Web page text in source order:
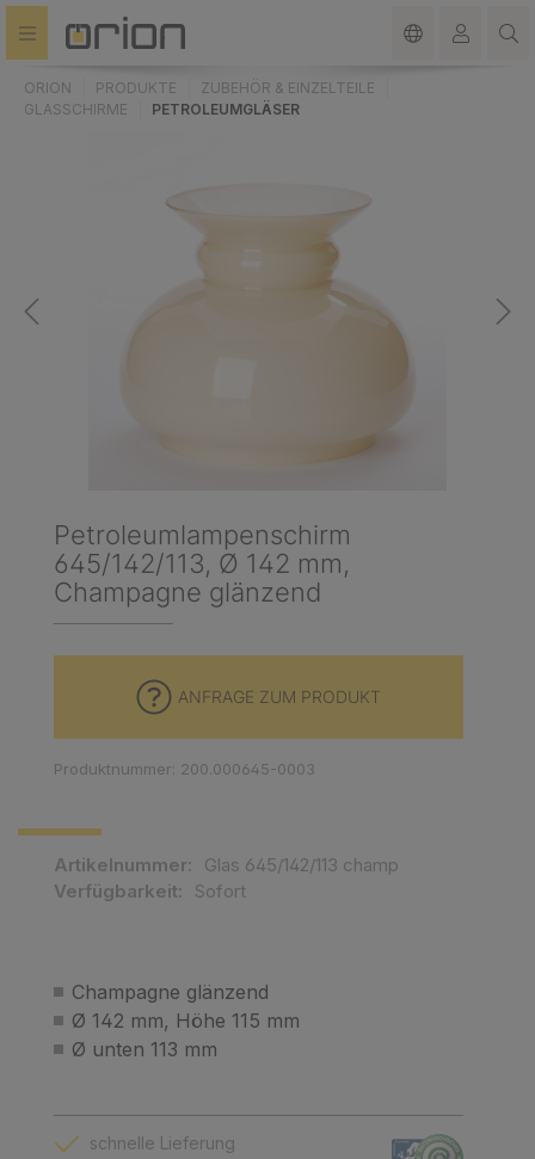
springen
ORION PRODUKTE
ZUBEHÖR & EINZELTEILE
GLASSCHIRME
PETROLEUMGLÄSER
Petroleumlampenschirm
645/142/113, Ø 142 mm,
Champagne glänzend
Champagne glänzend
Ø 142 mm, Höhe 115 mm
Ø unten 113 mm
Artikelnummer:
Glas 645/142/113 champ
Verfügbarkeit:
Sofort
ANFRAGE ZUM PRODUKT
Produktnummer: 200.000645-0003
schnelle Lieferung